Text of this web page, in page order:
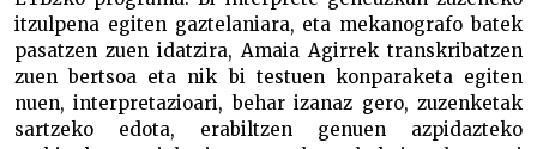
itzulpena egiten gaztelaniara, eta mekanografo batek
pasatzen zuen idatzira, Amaia Agirrek transkribatzen
zuen bertsoa eta nik bi testuen konparaketa egiten
nuen, interpretazioari, behar izanaz gero, zuzenketak
sartzeko edota, erabiltzen genuen azpidazteko